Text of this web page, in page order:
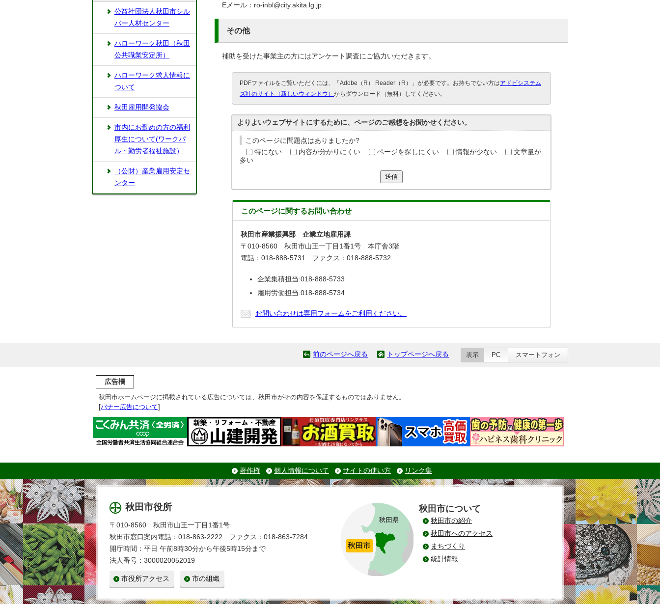
Eメール：ro-inbl@city.akita.lg.jp
その他
補助を受けた事業主の方にはアンケート調査にご協力いただきます。
PDFファイルをご覧いただくには、「Adobe（R） Reader（R）」が必要です。お持ちでない方はアドビシステム
ズ社のサイト（新しいウィンドウ） からダウンロード（無料）してください。
よりよいウェブサイトにするために、ページのご感想をお聞かせください。
このページに問題点はありましたか?
特にない
内容が分かりにくい ページを探しにくい 情報が少ない
文章量が
多い
送信
このページに関するお問い合わせ
秋田市産業振興部 企業立地雇用課
〒010-8560 秋田市山王一丁目1番1号 本庁舎3階
電話：018-888-5731 ファクス：018-888-5732
企業集積担当:018-888-5733
雇用労働担当:018-888-5734
お問い合わせは専用フォームをご利用ください。
公益社団法人秋田市シル
バー人材センター
ハローワーク秋田（秋田
公共職業安定所）
ハローワーク求人情報に
ついて
秋田雇用開発協会
市内にお勤めの方の福利
厚生について(ワークパ
ル・勤労者福祉施設）
（公財）産業雇用安定セ
ンター
前のページへ戻る トップページへ戻る 表示 PC スマートフォン
広告欄
秋田市ホームページに掲載されている広告については、秋田市がその内容を保証するものではありません。
[バナー広告について]
著作権 個人情報について サイトの使い方 リンク集
秋田市役所
〒010-8560 秋田市山王一丁目1番1号
秋田市窓口案内電話：018-863-2222 ファクス：018-863-7284
開庁時間：平日 午前8時30分から午後5時15分まで
法人番号：3000020052019
市役所アクセス 市の組織
秋田市について
秋田市の紹介
秋田市へのアクセス
まちづくり
統計情報